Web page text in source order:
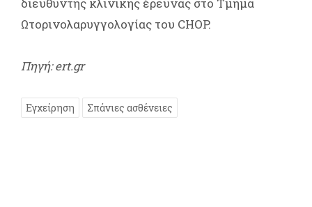
Ωτορινολαρυγγολογίας του CHOP.
Πηγή: ert.gr
Εγχείρηση Σπάνιες ασθένειες